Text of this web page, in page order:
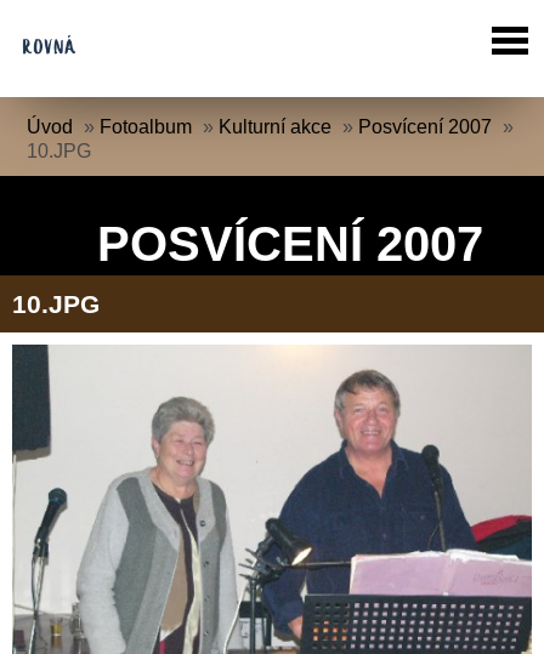
Úvod » Fotoalbum » Kulturní akce » Posvícení 2007 »
10.JPG
POSVÍCENÍ 2007
10.JPG